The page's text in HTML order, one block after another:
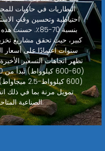
البطاريات في حاويات
احتياطية وتحسين وقت
بنسبة 70-85٪.
سنوات اعتمادًا على أسعار
تظهر اتجاهات التسعير
تمويل مرنة بما في ذلك
الصناعية المتاحة للمشاريع التجارية.